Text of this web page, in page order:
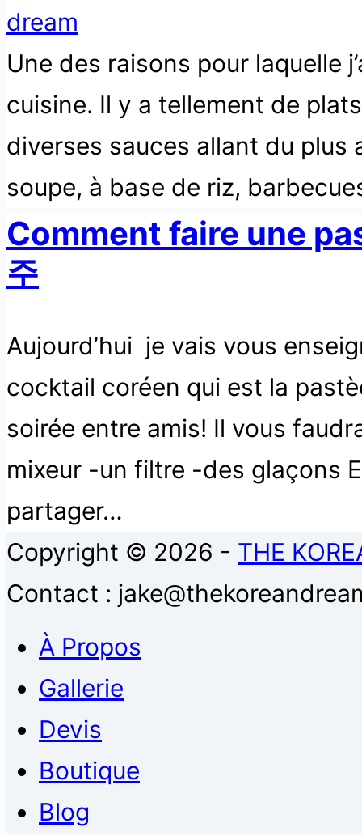
Une des raisons pour laquelle
cuisine. Il y a tellement de
diverses sauces allant du plus
soupe, à base de riz,
Comment faire une
주
Aujourd’hui je vais vous
cocktail coréen qui est la
soirée entre amis! Il vous
mixeur -un filtre -des glaçons
partager…
Copyright © 2026 - THE
Contact :
À Propos
Gallerie
Devis
Boutique
Blog